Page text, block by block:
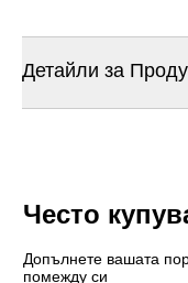
Детайли за
Често
Допълнете вашата
помежду си